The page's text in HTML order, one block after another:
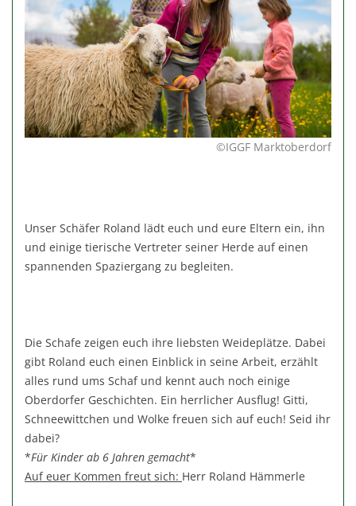
©IGGF Marktoberdorf
Unser Schäfer Roland lädt euch und eure Eltern ein, ihn
und einige tierische Vertreter seiner Herde auf einen
spannenden Spaziergang zu begleiten.
Die Schafe zeigen euch ihre liebsten Weideplätze. Dabei
gibt Roland euch einen Einblick in seine Arbeit, erzählt
alles rund ums Schaf und kennt auch noch einige
Oberdorfer Geschichten. Ein herrlicher Ausflug! Gitti,
Schneewittchen und Wolke freuen sich auf euch! Seid ihr
dabei?
*Für Kinder ab 6 Jahren gemacht*
Auf euer Kommen freut sich: Herr Roland Hämmerle